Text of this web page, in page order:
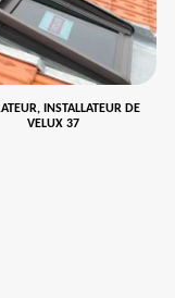
INSTALLATEUR DE
VELUX 37